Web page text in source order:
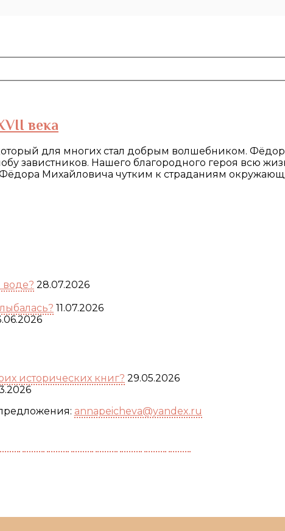
века
для многих стал добрым волшебником.
завистников. Нашего благородного героя всю
Михайловича чутким к страданиям
28.07.2026
11.07.2026
исторических книг? 29.05.2026
annapeicheva@yandex.ru